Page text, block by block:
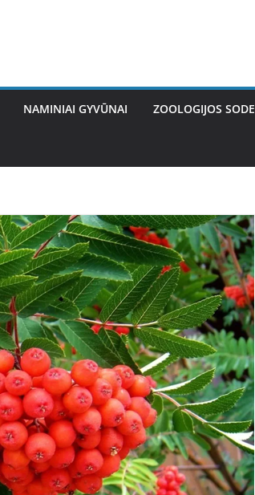
NAMINIAI GYVŪNAI ZOOLOGIJOS SODE